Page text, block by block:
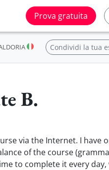
Prova gratuita
Condividi la tua
B.
via the Internet. I have
of the course
to complete it every